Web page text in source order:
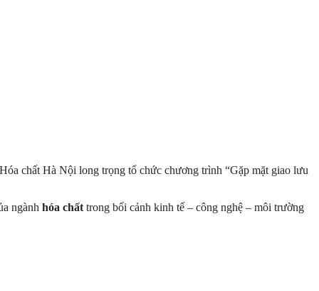
chất Hà Nội long trọng tổ chức chương trình “Gặp mặt giao lưu
ngành hóa chấttrong bối cảnh kinh tế – công nghệ – môi trường